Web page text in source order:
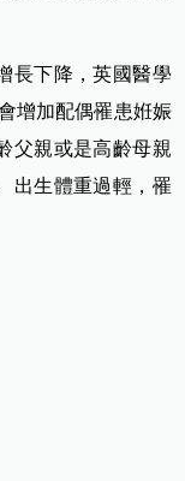
長下降，英國醫學
增加配偶罹患姙娠
父親或是高齡母親
出生體重過輕，罹